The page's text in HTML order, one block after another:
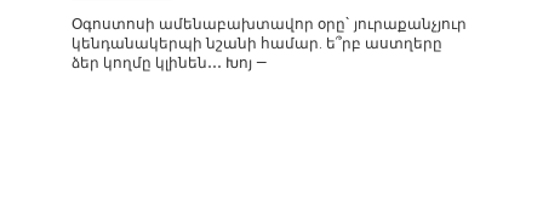
Օգոստոսի ամենաբախտավոր օրը` յուրաքանչյուր
կենդանակերպի նշանի համար. ե՞րբ աստղերը
ձեր կողմը կլինեն․․․ Խոյ —